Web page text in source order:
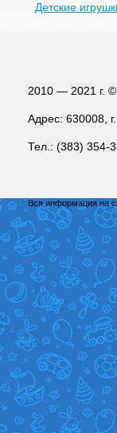
Детские
2010 — 2021 г.
Адрес: 630008,
Тел.: (383) 354-
Вся информация на